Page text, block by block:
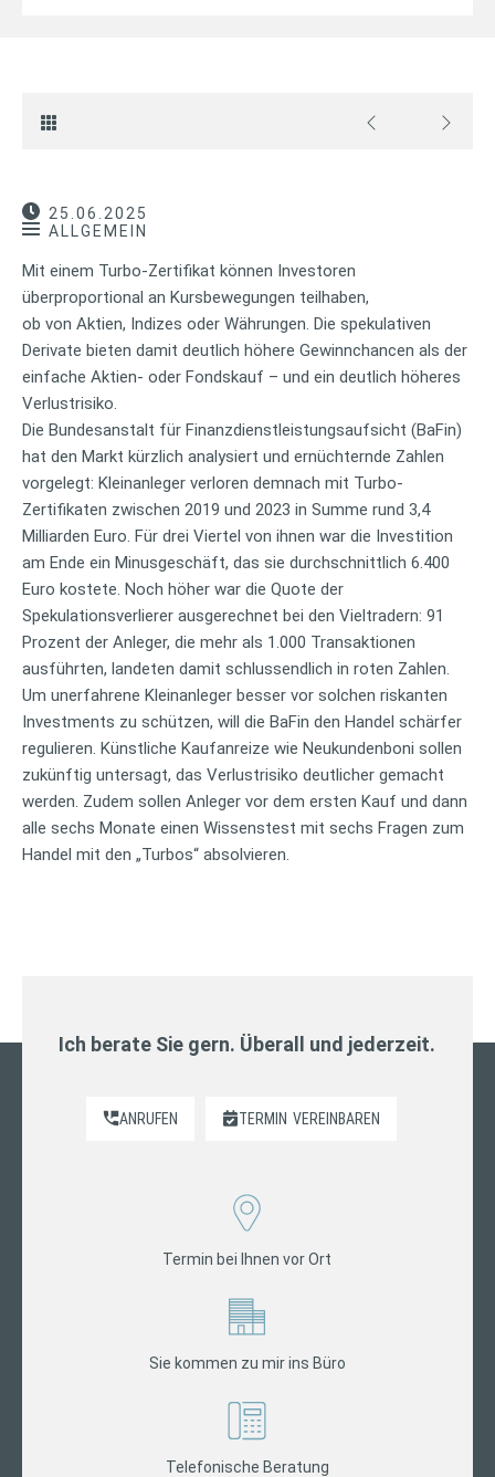
25.06.2025
ALLGEMEIN
Mit einem Turbo-Zertifikat können Investoren
überproportional an Kursbewegungen teilhaben,
ob von Aktien, Indizes oder Währungen. Die spekulativen
Derivate bieten damit deutlich höhere Gewinnchancen als der
einfache Aktien- oder Fondskauf – und ein deutlich höheres
Verlustrisiko.
Die Bundesanstalt für Finanzdienstleistungsaufsicht (BaFin)
hat den Markt kürzlich analysiert und ernüchternde Zahlen
vorgelegt: Kleinanleger verloren demnach mit Turbo-
Zertifikaten zwischen 2019 und 2023 in Summe rund 3,4
Milliarden Euro. Für drei Viertel von ihnen war die Investition
am Ende ein Minusgeschäft, das sie durchschnittlich 6.400
Euro kostete. Noch höher war die Quote der
Spekulationsverlierer ausgerechnet bei den Vieltradern: 91
Prozent der Anleger, die mehr als 1.000 Transaktionen
ausführten, landeten damit schlussendlich in roten Zahlen.
Um unerfahrene Kleinanleger besser vor solchen riskanten
Investments zu schützen, will die BaFin den Handel schärfer
regulieren. Künstliche Kaufanreize wie Neukundenboni sollen
zukünftig untersagt, das Verlustrisiko deutlicher gemacht
werden. Zudem sollen Anleger vor dem ersten Kauf und dann
alle sechs Monate einen Wissenstest mit sechs Fragen zum
Handel mit den „Turbos“ absolvieren.
Ich berate Sie gern. Überall und jederzeit.
ANRUFEN TERMIN VEREINBAREN
Termin bei Ihnen vor Ort
Sie kommen zu mir ins Büro
Telefonische Beratung